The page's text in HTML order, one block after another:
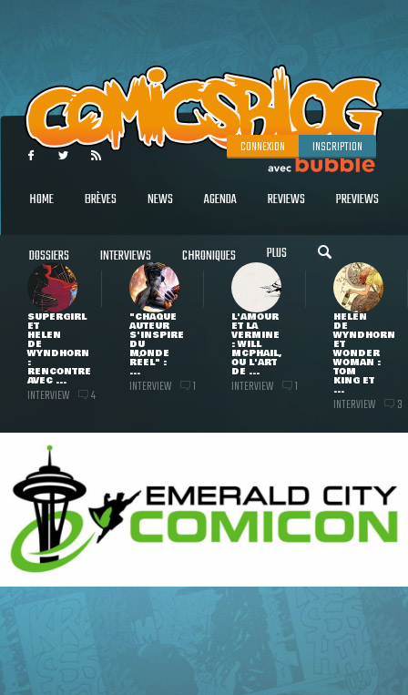
CONNEXION INSCRIPTION
HOME BRÈVES NEWS AGENDA REVIEWS PREVIEWS
DOSSIERS INTERVIEWS CHRONIQUES PLUS
SUPERGIRL
ET
HELEN
DE
WYNDHORN
:
RENCONTRE
AVEC ...
INTERVIEW 4
"CHAQUE
AUTEUR
S'INSPIRE
DU
MONDE
RÉEL" :
...
INTERVIEW 1
L'AMOUR
ET LA
VERMINE
: WILL
MCPHAIL,
OU L'ART
DE ...
INTERVIEW 1
HELEN
DE
WYNDHORN
ET
WONDER
WOMAN :
TOM
KING ET
...
INTERVIEW 3